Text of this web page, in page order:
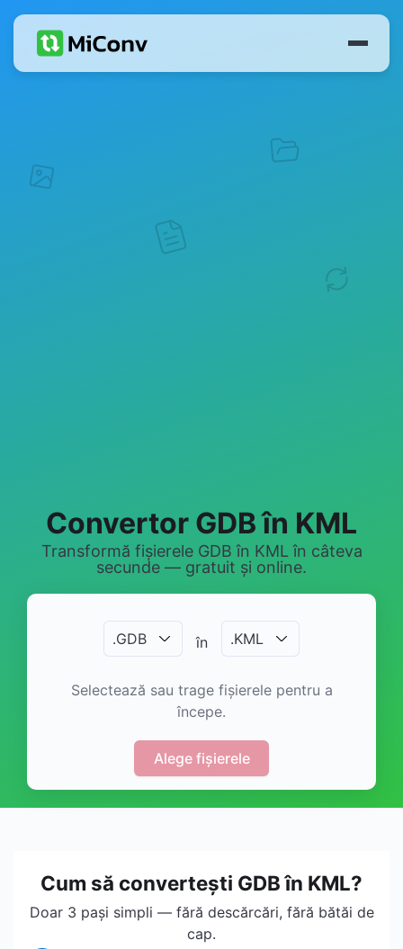
Convertor GDB în KML
Transformă fișierele GDB în KML în câteva
secunde — gratuit și online.
.GDB în .KML
Selectează sau trage fișierele pentru a
începe.
Alege fișierele
Cum să convertești GDB în KML?
Doar 3 pași simpli — fără descărcări, fără bătăi de
cap.